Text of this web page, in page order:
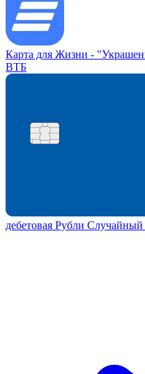
Карта для Жизни -
ВТБ
дебетовая Рубли Случайный